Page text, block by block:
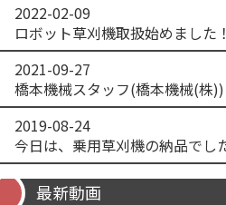
2022-02-09
ロボット草刈機取扱始めました！
2021-09-27
橋本機械スタッフ(橋本機械(株))
2019-08-24
最新動画